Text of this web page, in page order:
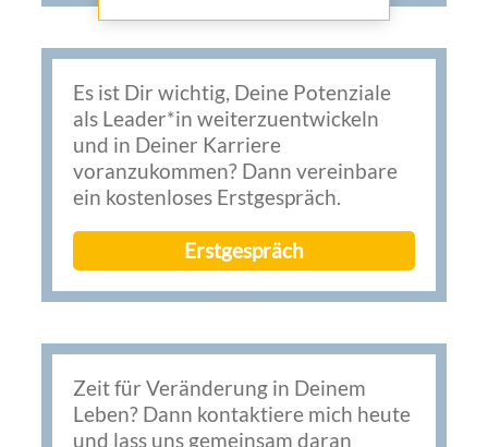
Es ist Dir wichtig, Deine Potenziale
als Leader*in weiterzuentwickeln
und in Deiner Karriere
voranzukommen? Dann vereinbare
ein kostenloses Erstgespräch.
Erstgespräch
Zeit für Veränderung in Deinem
Leben? Dann kontaktiere mich heute
und lass uns gemeinsam daran